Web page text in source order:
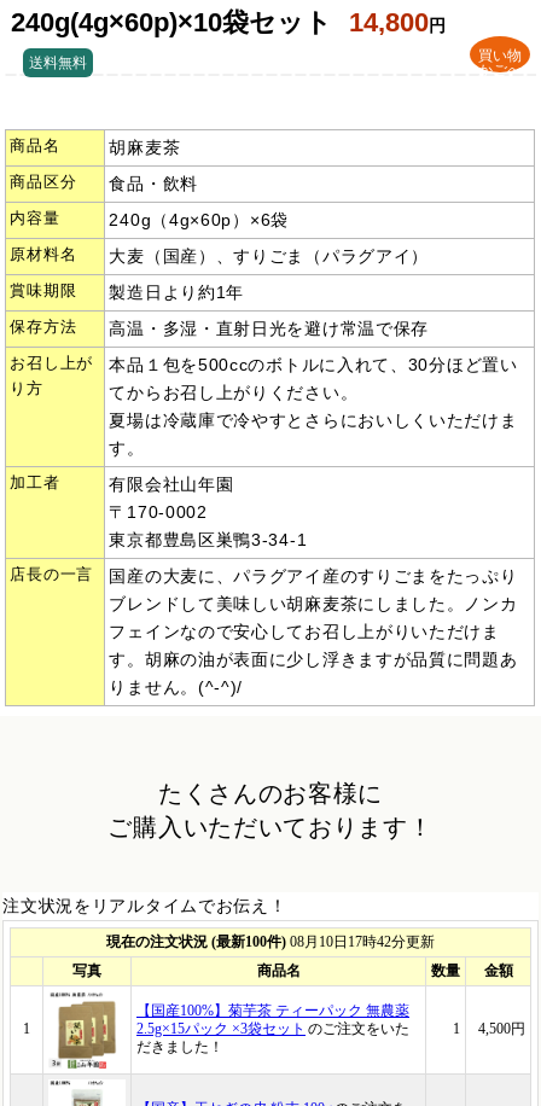
240g(4g×60p)×10袋セット 14,800円
買い物
かごへ
送料無料
商品名 胡麻麦茶
商品区分 食品・飲料
内容量 240g（4g×60p）×6袋
原材料名 大麦（国産）、すりごま（パラグアイ）
賞味期限 製造日より約1年
保存方法 高温・多湿・直射日光を避け常温で保存
お召し上が
り方
本品１包を500ccのボトルに入れて、30分ほど置い
てからお召し上がりください。
夏場は冷蔵庫で冷やすとさらにおいしくいただけま
す。
加工者
有限会社山年園
〒170-0002
東京都豊島区巣鴨3-34-1
店長の一言
国産の大麦に、パラグアイ産のすりごまをたっぷり
ブレンドして美味しい胡麻麦茶にしました。ノンカ
フェインなので安心してお召し上がりいただけま
す。胡麻の油が表面に少し浮きますが品質に問題あ
りません。(^-^)/
たくさんのお客様に
ご購入いただいております！
注文状況をリアルタイムでお伝え！